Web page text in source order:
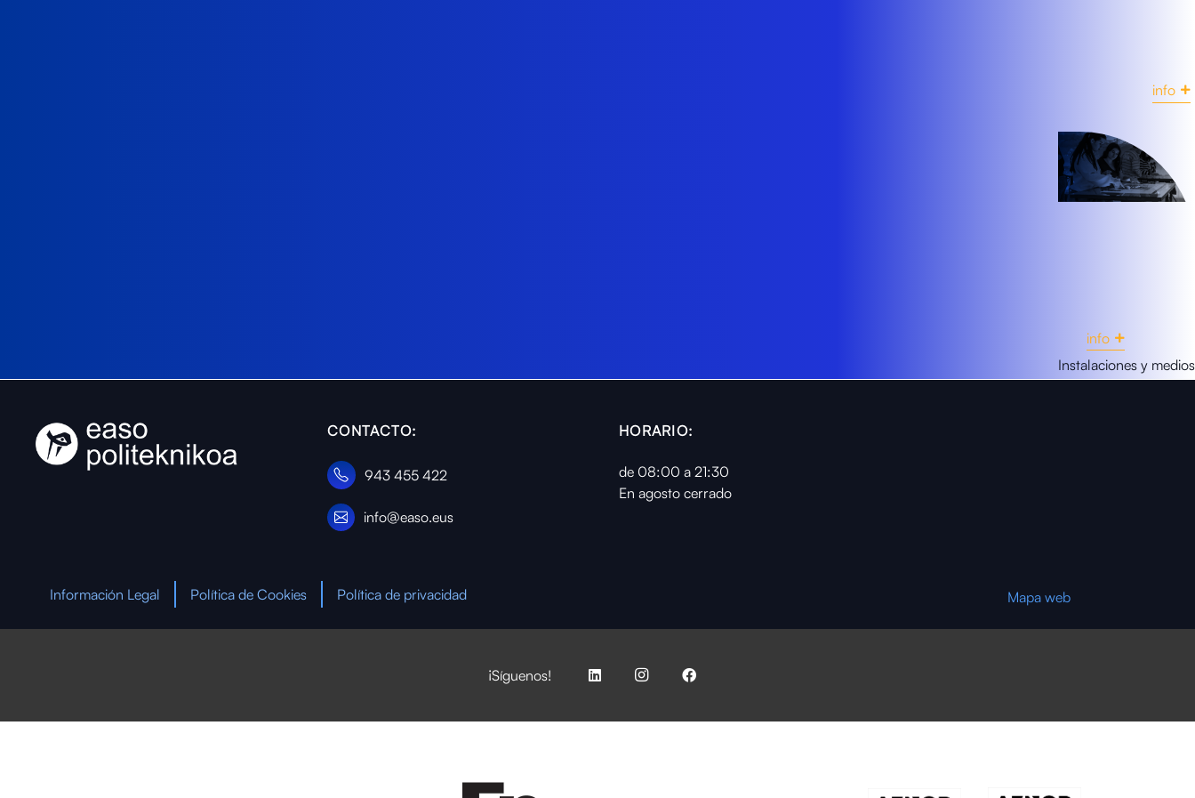
info
Instalaciones y medios
info
CONTACTO:
943 455 422
info@easo.eus
HORARIO:
de 08:00 a 21:30
En agosto cerrado
Información Legal Política de Cookies Política de privacidad Mapa web
¡Síguenos!